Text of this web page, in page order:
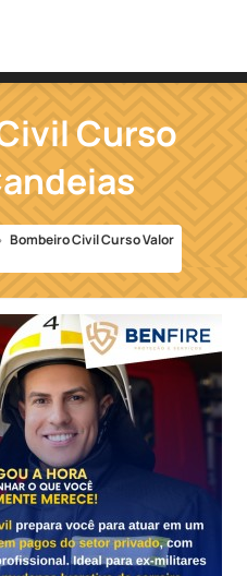
Curso
Bombeiro Civil Curso Valor